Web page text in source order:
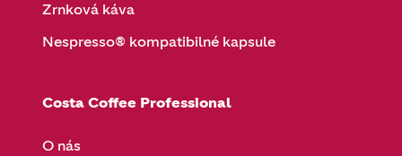
Zrnková káva
Nespresso® kompatibilné kapsule
Costa Coffee Professional
O nás